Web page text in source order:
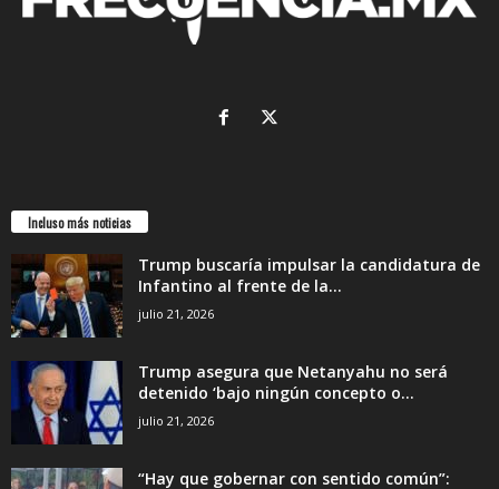
Incluso más noticias
Trump buscaría impulsar la candidatura de
Infantino al frente de la...
julio 21, 2026
Trump asegura que Netanyahu no será
detenido ‘bajo ningún concepto o...
julio 21, 2026
“Hay que gobernar con sentido común”: